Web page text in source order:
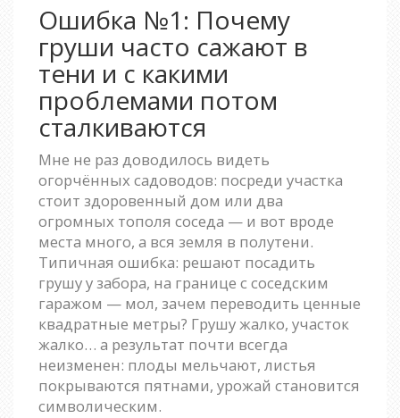
Ошибка №1: Почему
груши часто сажают в
тени и с какими
проблемами потом
сталкиваются
Мне не раз доводилось видеть
огорчённых садоводов: посреди участка
стоит здоровенный дом или два
огромных тополя соседа — и вот вроде
места много, а вся земля в полутени.
Типичная ошибка: решают посадить
грушу у забора, на границе с соседским
гаражом — мол, зачем переводить ценные
квадратные метры? Грушу жалко, участок
жалко… а результат почти всегда
неизменен: плоды мельчают, листья
покрываются пятнами, урожай становится
символическим.